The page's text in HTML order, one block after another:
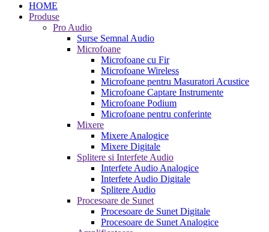
HOME
Produse
Pro Audio
Surse Semnal Audio
Microfoane
Microfoane cu Fir
Microfoane Wireless
Microfoane pentru Masuratori Acustice
Microfoane Captare Instrumente
Microfoane Podium
Microfoane pentru conferinte
Mixere
Mixere Analogice
Mixere Digitale
Splitere si Interfete Audio
Interfete Audio Analogice
Interfete Audio Digitale
Splitere Audio
Procesoare de Sunet
Procesoare de Sunet Digitale
Procesoare de Sunet Analogice